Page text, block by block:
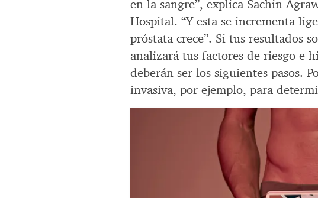
en la sangre”, explica Sachin
Hospital. “Y esta se incrementa
próstata crece”. Si tus resultados
analizará tus factores de riesgo e
deberán ser los siguientes pasos.
invasiva, por ejemplo, para